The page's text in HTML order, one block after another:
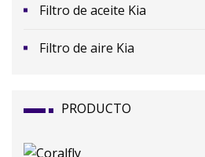
Filtro de aceite Kia
Filtro de aire Kia
PRODUCTO